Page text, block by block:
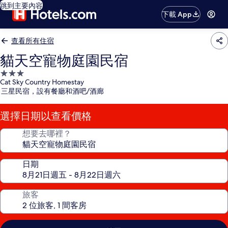
跳到主要內容
下載 App
查看所有住宿
貓天空寵物庭園民宿
3.0
星
級
住
宿
Cat Sky Country Homestay
三星民宿，設有餐廳和酒吧/酒廊
選擇日期以查看價格
想要去哪裡？
日期
旅客